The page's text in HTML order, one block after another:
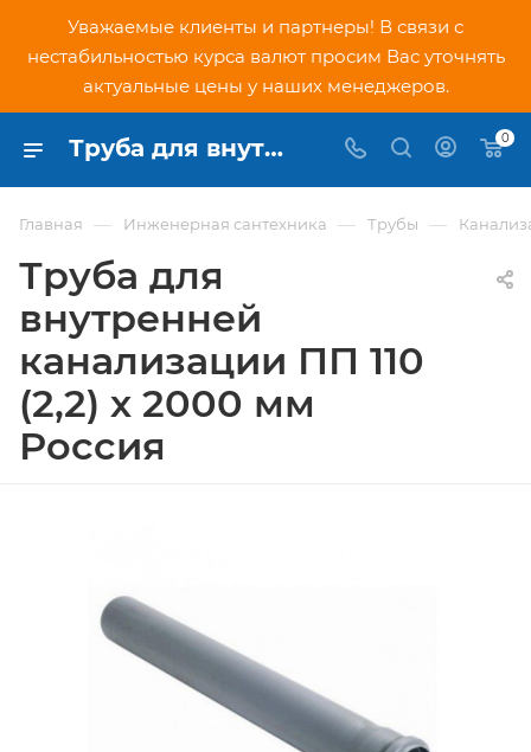
Уважаемые клиенты и партнеры! В связи с
нестабильностью курса валют просим Вас уточнять
актуальные цены у наших менеджеров.
Труба для внутренней канализации ПП 110 (2,2) х 2000 мм Россия - купить по низкой цене в Москве, интернет-магазин PNDtech.ru 0
Главная — Инженерная сантехника — Трубы —
Труба для
внутренней
канализации ПП 110
(2,2) х 2000 мм
Россия